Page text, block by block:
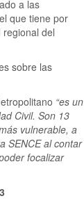
a las
que tiene por
del
sobre las
“es un
Civil. Son 13
vulnerable, a
SENCE al contar
focalizar